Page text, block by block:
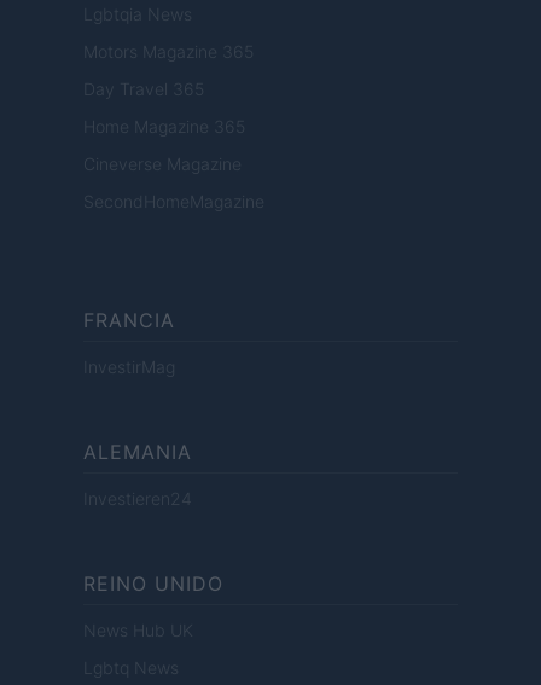
Lgbtqia News
Motors Magazine 365
Day Travel 365
Home Magazine 365
Cineverse Magazine
SecondHomeMagazine
FRANCIA
InvestirMag
ALEMANIA
Investieren24
REINO UNIDO
News Hub UK
Lgbtq News